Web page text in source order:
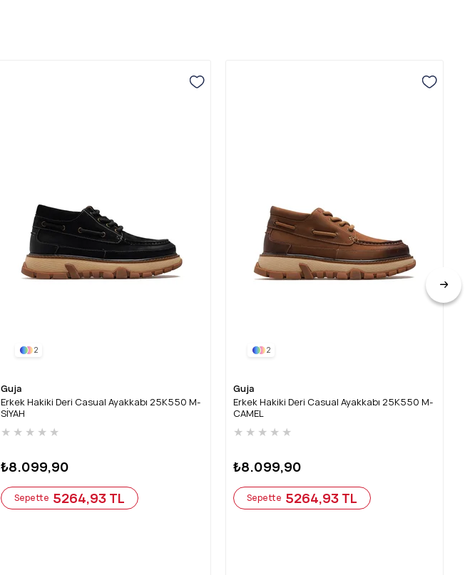
2
Guja
Erkek Hakiki Deri Casual Ayakkabı 25K550 M-
SİYAH
★ ★ ★ ★ ★
₺8.099,90
Sepette 5264,93 TL
2
Guja
Erkek Hakiki Deri Casual Ayakkabı 25K550 M-
CAMEL
★ ★ ★ ★ ★
₺8.099,90
Sepette 5264,93 TL